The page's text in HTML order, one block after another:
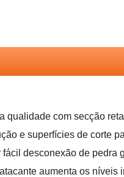
aumenta os níveis